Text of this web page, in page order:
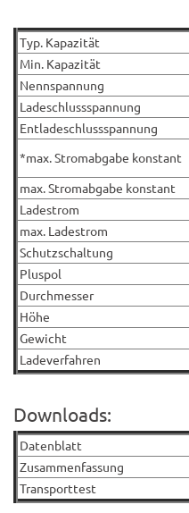
Typ. Kapazität
Min. Kapazität
Nennspannung
Ladeschlussspannung
Entladeschlussspannung
*max. Stromabgabe konstant
max. Stromabgabe konstant
Ladestrom
max. Ladestrom
Schutzschaltung
Pluspol
Durchmesser
Höhe
Gewicht
Ladeverfahren
Downloads:
Datenblatt
Zusammenfassung
Transporttest